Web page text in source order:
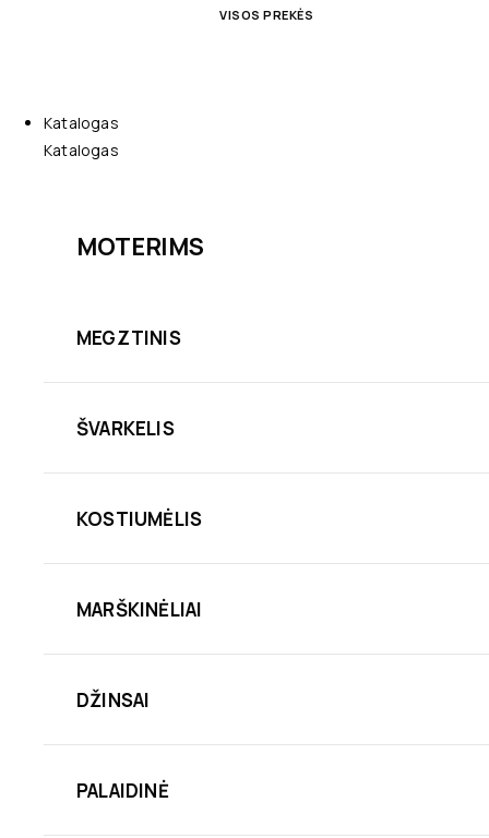
VISOS PREKĖS
Katalogas
Katalogas
MOTERIMS
MEGZTINIS
ŠVARKELIS
KOSTIUMĖLIS
MARŠKINĖLIAI
DŽINSAI
PALAIDINĖ